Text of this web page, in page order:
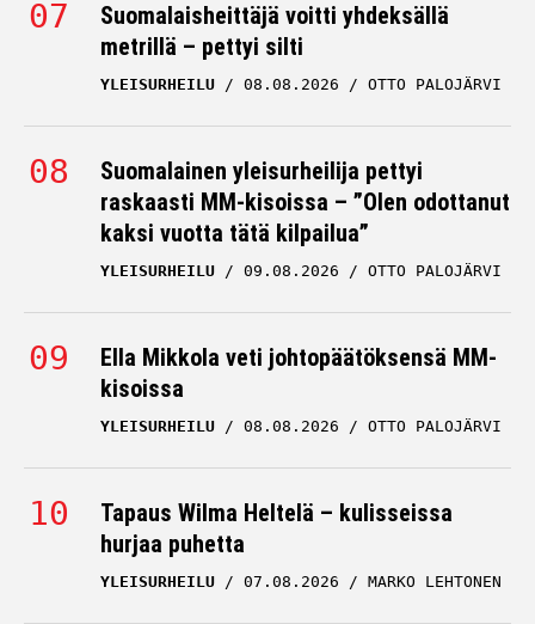
Suomalaisheittäjä voitti yhdeksällä
metrillä – pettyi silti
YLEISURHEILU 08.08.2026 OTTO PALOJÄRVI
Suomalainen yleisurheilija pettyi
raskaasti MM-kisoissa – ”Olen odottanut
kaksi vuotta tätä kilpailua”
YLEISURHEILU 09.08.2026 OTTO PALOJÄRVI
Ella Mikkola veti johtopäätöksensä MM-
kisoissa
YLEISURHEILU 08.08.2026 OTTO PALOJÄRVI
Tapaus Wilma Heltelä – kulisseissa
hurjaa puhetta
YLEISURHEILU 07.08.2026 MARKO LEHTONEN